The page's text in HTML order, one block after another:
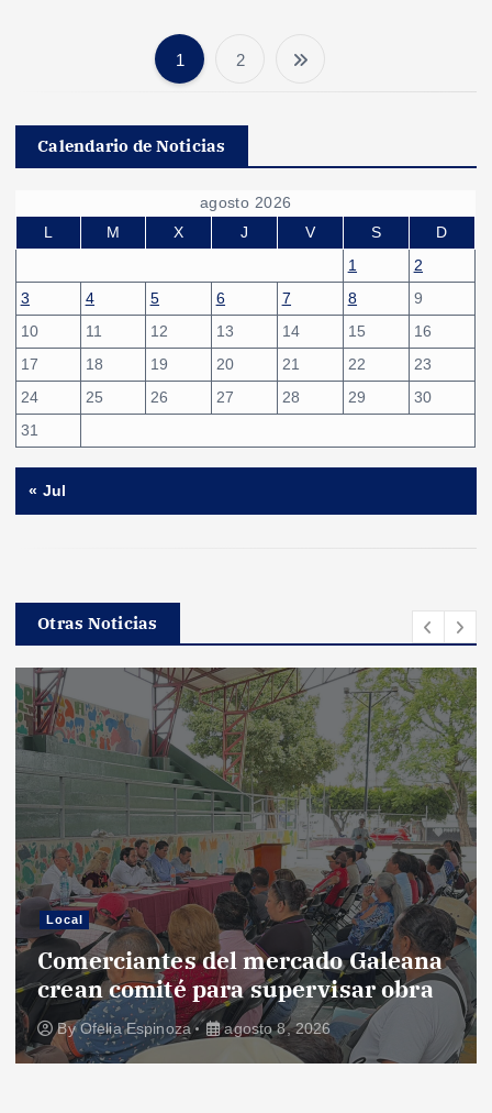
a
g
i
n
a
c
i
ó
e
e
n
t
r
a
d
a
1 2
Calendario de Noticias
agosto 2026
L
M X J V S
D
1
2
3
4 5 6 7 8
9
10
11 12 13 14 15
16
17
18 19 20 21 22
23
24
25 26 27 28 29
30
31
« Jul
Otras Noticias
Local
Comerciantes del mercado Galeana
crean comité para supervisar obra
ByOfelia Espinoza agosto 8, 2026